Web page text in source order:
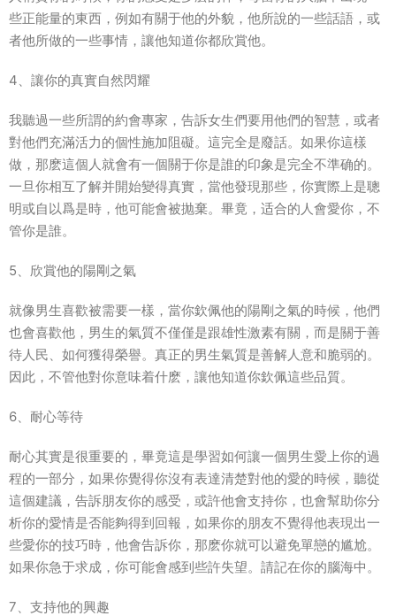
些正能量的東西，例如有關于他的外貌，他所說的一些話語，或
者他所做的一些事情，讓他知道你都欣賞他。
4、讓你的真實自然閃耀
我聽過一些所謂的約會專家，告訴女生們要用他們的智慧，或者
對他們充滿活力的個性施加阻礙。這完全是廢話。如果你這樣
做，那麽這個人就會有一個關于你是誰的印象是完全不準确的。
一旦你相互了解并開始變得真實，當他發現那些，你實際上是聰
明或自以爲是時，他可能會被抛棄。畢竟，适合的人會愛你，不
管你是誰。
5、欣賞他的陽剛之氣
就像男生喜歡被需要一樣，當你欽佩他的陽剛之氣的時候，他們
也會喜歡他，男生的氣質不僅僅是跟雄性激素有關，而是關于善
待人民、如何獲得榮譽。真正的男生氣質是善解人意和脆弱的。
因此，不管他對你意味着什麽，讓他知道你欽佩這些品質。
6、耐心等待
耐心其實是很重要的，畢竟這是學習如何讓一個男生愛上你的過
程的一部分，如果你覺得你沒有表達清楚對他的愛的時候，聽從
這個建議，告訴朋友你的感受，或許他會支持你，也會幫助你分
析你的愛情是否能夠得到回報，如果你的朋友不覺得他表現出一
些愛你的技巧時，他會告訴你，那麽你就可以避免單戀的尴尬。
如果你急于求成，你可能會感到些許失望。請記在你的腦海中。
7、支持他的興趣